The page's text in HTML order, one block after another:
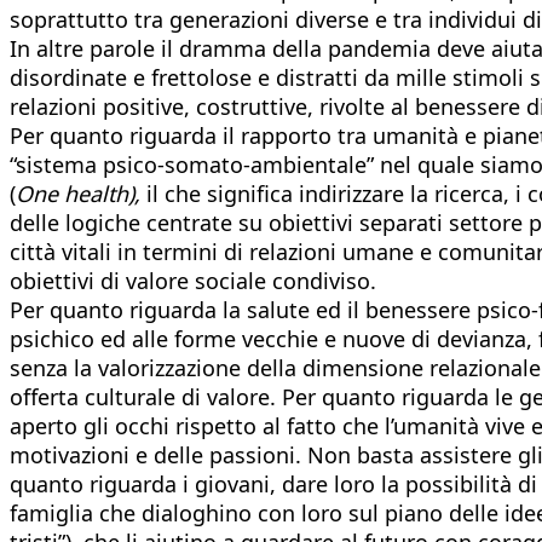
soprattutto tra generazioni diverse e tra individui
In altre parole il dramma della pandemia deve
disordinate e frettolose e distratti da mille stimoli
relazioni positive, costruttive, rivolte al benessere
Per quanto riguarda il rapporto tra umanità e
“sistema psico-somato-ambientale” nel quale
(One health), il che significa indirizzare la ricerca, i
delle logiche centrate su obiettivi separati settore
città vitali in termini di relazioni umane e
obiettivi di valore sociale condiviso.
Per quanto riguarda la salute ed il benessere
psichico ed alle forme vecchie e nuove di
senza la valorizzazione della dimensione
offerta culturale di valore. Per quanto riguarda le
aperto gli occhi rispetto al fatto che l’umanità
motivazioni e delle passioni. Non basta assistere
quanto riguarda i giovani, dare loro la possibilità
famiglia che dialoghino con loro sul piano delle